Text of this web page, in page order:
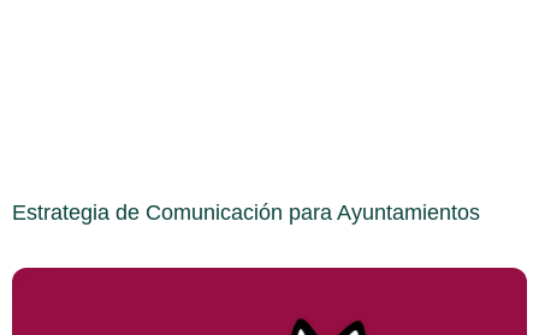
Estrategia de Comunicación para Ayuntamientos